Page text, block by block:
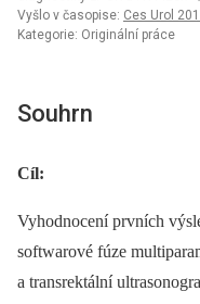
Vyšlo v časopise: Ces Urol
Kategorie: Originální práce
Souhrn
Cíl:
Vyhodnocení prvních
softwarové fúze
a transrektální